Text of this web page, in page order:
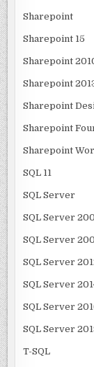
Sharepoint
Sharepoint 15
Sharepoint
Sharepoint
Sharepoint
Sharepoint
Sharepoint
SQL 11
SQL Server
SQL Server
SQL Server
SQL Server
SQL Server
SQL Server
SQL Server
T-SQL